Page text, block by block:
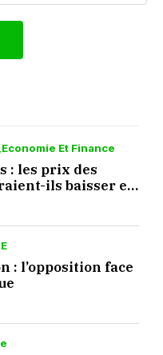
Economie Et Finance
: les prix des
ils baisser en
: l’opposition face